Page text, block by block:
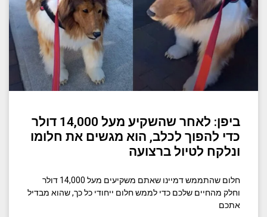
ביפן: לאחר שהשקיע מעל 14,000 דולר
כדי להפוך לכלב, הוא מגשים את חלומו
ונלקח לטיול ברצועה
חלום שהתממש דמיינו שאתם משקיעים מעל 14,000 דולר
וחלק מהחיים שלכם כדי לממש חלום ייחודי כל כך, שהוא מבדיל
אתכם